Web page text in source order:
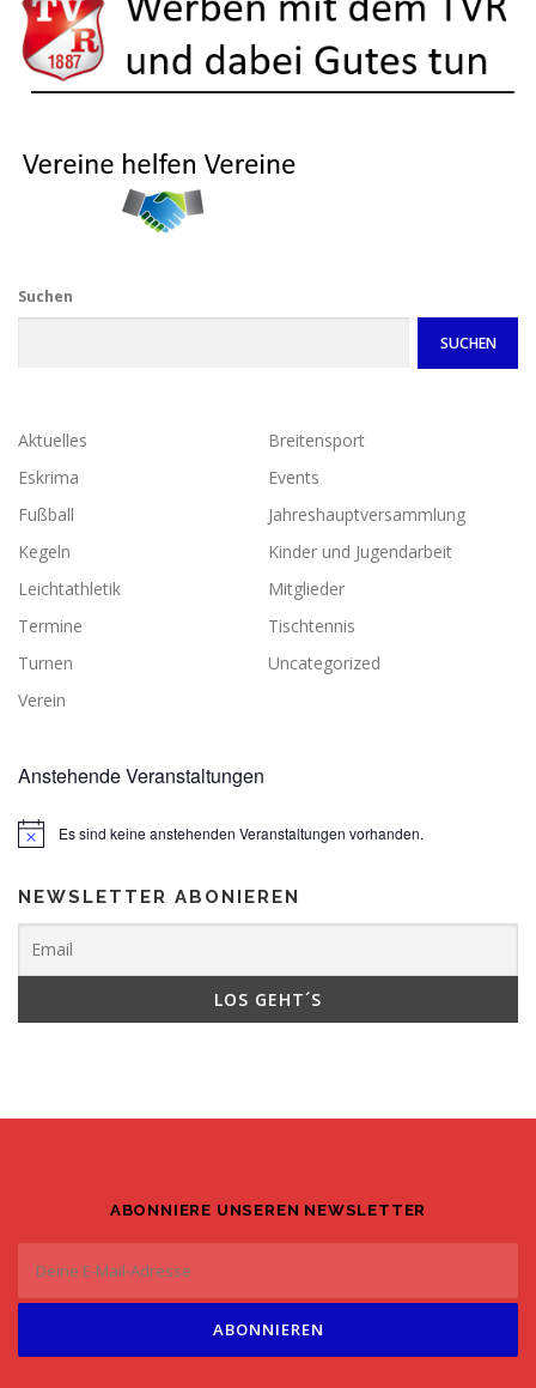
Suchen
SUCHEN
Aktuelles
Breitensport
Eskrima
Events
Fußball
Jahreshauptversammlung
Kegeln
Kinder und Jugendarbeit
Leichtathletik
Mitglieder
Termine
Tischtennis
Turnen
Uncategorized
Verein
Anstehende Veranstaltungen
Es sind keine anstehenden Veranstaltungen vorhanden.
NEWSLETTER ABONIEREN
ABONNIERE UNSEREN NEWSLETTER